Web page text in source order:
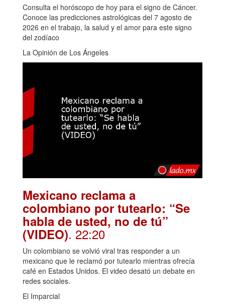
Consulta el horóscopo de hoy para el signo de Cáncer.
Conoce las predicciones astrológicas del 7 agosto de
2026 en el trabajo, la salud y el amor para este signo
del zodíaco
La Opinión de Los Ángeles
Mexicano reclama a
colombiano por tutearlo: “Se
habla de usted, no de tú”
(VIDEO). 22:20
Un colombiano se volvió viral tras responder a un
mexicano que le reclamó por tutearlo mientras ofrecía
café en Estados Unidos. El video desató un debate en
redes sociales.
El Imparcial